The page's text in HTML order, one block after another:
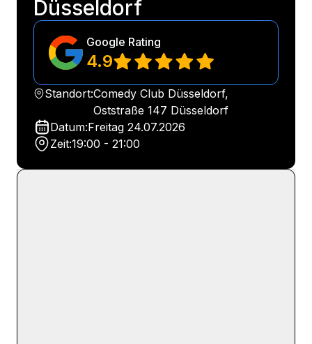
Düsseldorf
Google Rating
4.9
Standort:Comedy Club Düsseldorf,
Oststraße 147 Düsseldorf
Datum:Freitag 24.07.2026
Zeit:19:00 - 21:00